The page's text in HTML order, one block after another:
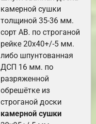
камерной сушки
толщиной 35-36 мм.
сорт АВ. по строганой
рейке 20х40+/-5 мм.
либо шпунтованная
ДСП 16 мм. по
разряженной
обрешётке из
строганой доски
камерной сушки